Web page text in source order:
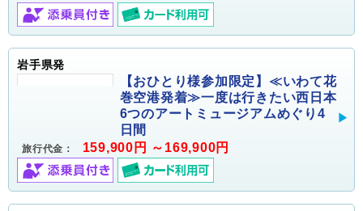
岩手県発
【おひとり様参加限定】≪いわて花
巻空港発着≫一度は行きたい西日本
6つのアートミュージアムめぐり4
日間
旅行代金： 159,900円 ～169,900円